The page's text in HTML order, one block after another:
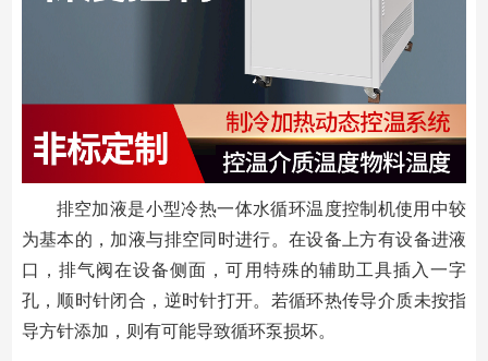
排空加液是小型冷热一体水循环温度控制机使用中较
为基本的，加液与排空同时进行。在设备上方有设备进液
口，排气阀在设备侧面，可用特殊的辅助工具插入一字
孔，顺时针闭合，逆时针打开。若循环热传导介质未按指
导方针添加，则有可能导致循环泵损坏。